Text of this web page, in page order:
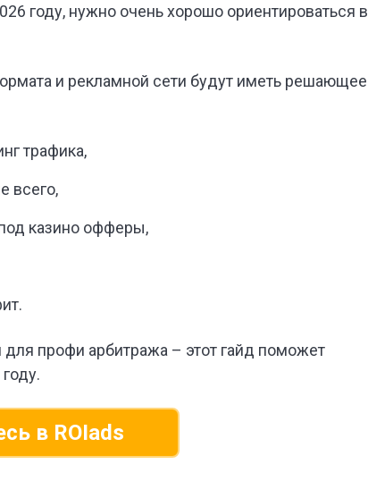
году, нужно очень хорошо ориентироваться в
и рекламной сети будут иметь решающее
трафика,
всего,
казино офферы,
профи арбитража – этот гайд поможет
в ROIads